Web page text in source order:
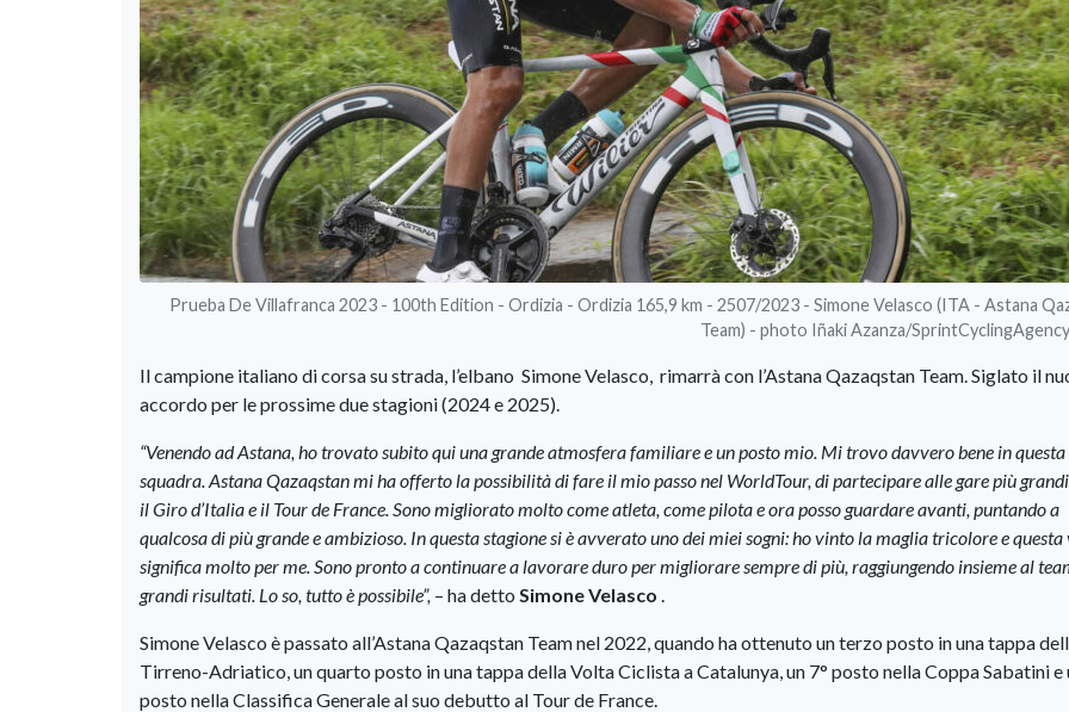
Prueba De Villafranca 2023 - 100th Edition - Ordizia - Ordizia 165,9 km - 2507/2023 - Simone Velasco (ITA - Astana
Team) - photo Iñaki Azanza/
Il campione italiano di corsa su strada, l’elbano Simone Velasco, rimarrà con l’Astana Qazaqstan Team. Siglato il
accordo per le prossime due stagioni (2024 e 2025).
“Venendo ad Astana, ho trovato subito qui una grande atmosfera familiare e un posto mio. Mi trovo davvero bene in questa
squadra. Astana Qazaqstan mi ha offerto la possibilità di fare il mio passo nel WorldTour, di partecipare alle gare più
il Giro d’Italia e il Tour de France. Sono migliorato molto come atleta, come pilota e ora posso guardare avanti, puntando a
qualcosa di più grande e ambizioso. In questa stagione si è avverato uno dei miei sogni: ho vinto la maglia tricolore e
significa molto per me. Sono pronto a continuare a lavorare duro per migliorare sempre di più, raggiungendo insieme al
grandi risultati. Lo so, tutto è possibile”, – ha detto Simone Velasco
Simone Velasco è passato all’Astana Qazaqstan Team nel 2022, quando ha ottenuto un terzo posto in una tappa
Tirreno-Adriatico, un quarto posto in una tappa della Volta Ciclista a Catalunya, un 7° posto nella Coppa Sabatini e
posto nella Classifica Generale al suo debutto al Tour de France.